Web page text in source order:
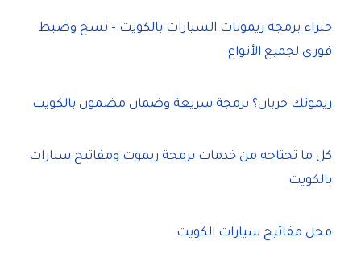
خبراء برمجة ريموتات السيارات بالكويت – نسخ وضبط
فوري لجميع الأنواع
ريموتك خربان؟ برمجة سريعة وضمان مضمون بالكويت
كل ما تحتاجه من خدمات برمجة ريموت ومفاتيح سيارات
بالكويت
محل مفاتيح سيارات الكويت